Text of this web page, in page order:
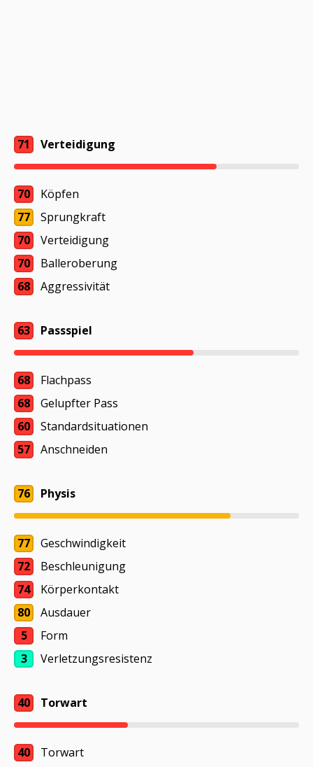
71 Verteidigung
70
Köpfen
77
Sprungkraft
70
Verteidigung
70
Balleroberung
68
Aggressivität
63 Passspiel
68
Flachpass
68
Gelupfter Pass
60
Standardsituationen
57
Anschneiden
76 Physis
77
Geschwindigkeit
72
Beschleunigung
74
Körperkontakt
80
Ausdauer
5
Form
3
Verletzungsresistenz
40 Torwart
40 Torwart